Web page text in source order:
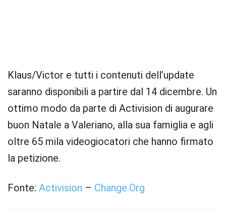
Klaus/Victor e tutti i contenuti dell’update
saranno disponibili a partire dal 14 dicembre. Un
ottimo modo da parte di Activision di augurare
buon Natale a Valeriano, alla sua famiglia e agli
oltre 65 mila videogiocatori che hanno firmato
la petizione.
Fonte: Activision – Change.Org